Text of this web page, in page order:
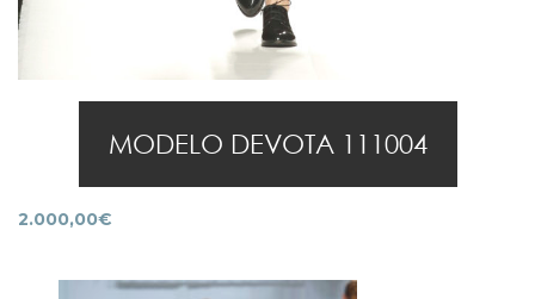
MODELO DEVOTA 111004
2.000,00€